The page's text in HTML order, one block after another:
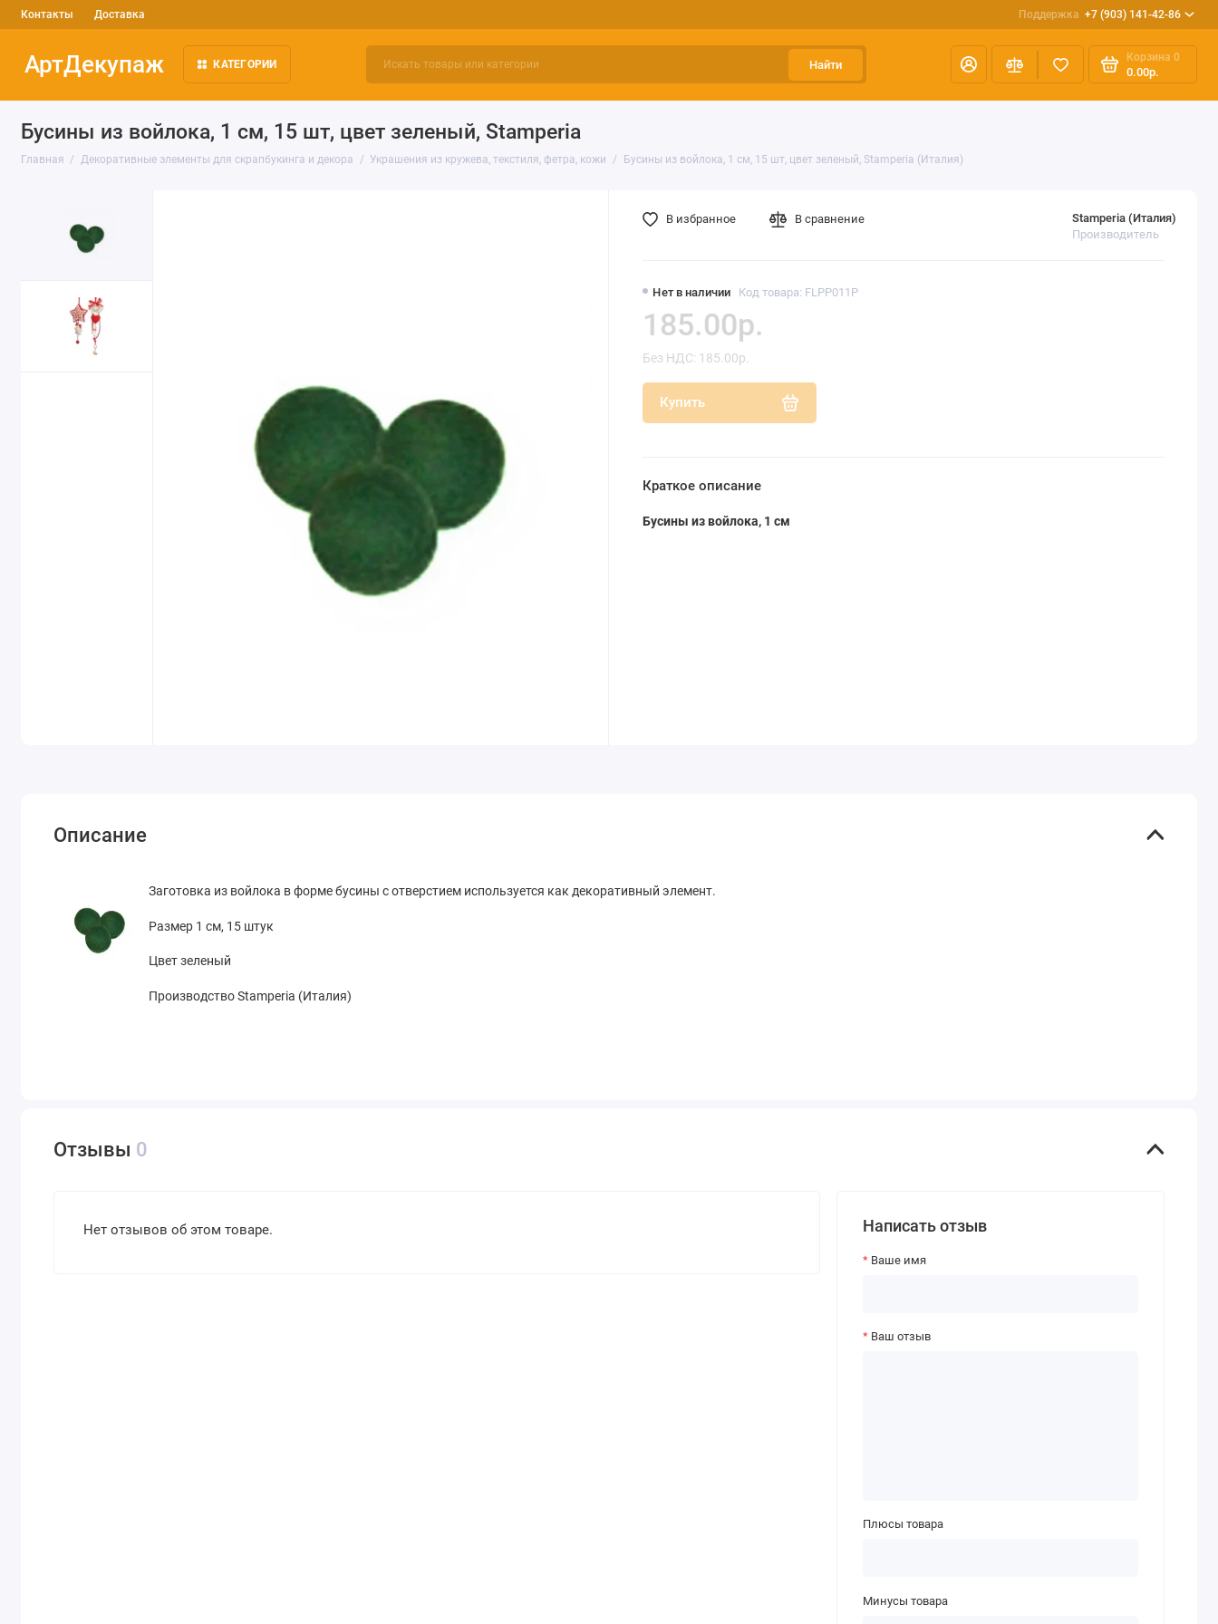
Контакты Доставка Поддержка +7 (903) 141-42-86
АртДекупаж КАТЕГОРИИ Найти
Корзина 0
0.00р.
Бусины из войлока, 1 см, 15 шт, цвет зеленый, Stamperia
Главная Декоративные элементы для скрапбукинга и декора Украшения из кружева, текстиля, фетра, кожи Бусины из войлока, 1 см, 15 шт, цвет зеленый, Stamperia (Италия)
Нет в наличии Код товара: FLPP011P
Stamperia (Италия)
Производитель
185.00р.
Без НДС: 185.00р.
Купить
В избранное В сравнение
Краткое описание
Бусины из войлока, 1 см
Описание
Заготовка из войлока в форме бусины с отверстием используется как декоративный элемент.
Размер 1 см, 15 штук
Цвет зеленый
Производство Stamperia (Италия)
Отзывы 0
Нет отзывов об этом товаре. Написать отзыв
Ваше имя
Ваш отзыв
Плюсы товара
Минусы товара